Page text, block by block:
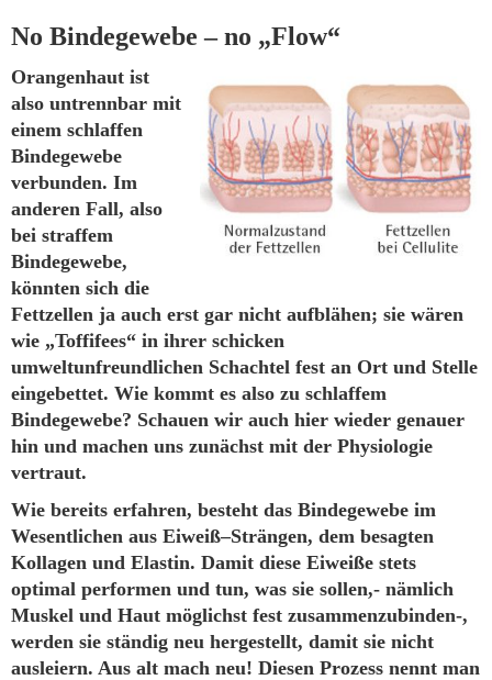
No Bindegewebe – no „Flow“
Orangenhaut ist
also untrennbar mit
einem schlaffen
Bindegewebe
verbunden. Im
anderen Fall, also
bei straffem
Bindegewebe,
könnten sich die
Fettzellen ja auch erst gar nicht aufblähen; sie wären
wie „Toffifees“ in ihrer schicken
umweltunfreundlichen Schachtel fest an Ort und Stelle
eingebettet. Wie kommt es also zu schlaffem
Bindegewebe? Schauen wir auch hier wieder genauer
hin und machen uns zunächst mit der Physiologie
vertraut.
Wie bereits erfahren, besteht das Bindegewebe im
Wesentlichen aus Eiweiß–Strängen, dem besagten
Kollagen und Elastin. Damit diese Eiweiße stets
optimal performen und tun, was sie sollen,- nämlich
Muskel und Haut möglichst fest zusammenzubinden-,
werden sie ständig neu hergestellt, damit sie nicht
ausleiern. Aus alt mach neu! Diesen Prozess nennt man